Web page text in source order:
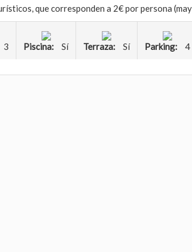
que corresponden a 2€ por persona
3 Piscina: Sí Terraza: Sí Parking: 4